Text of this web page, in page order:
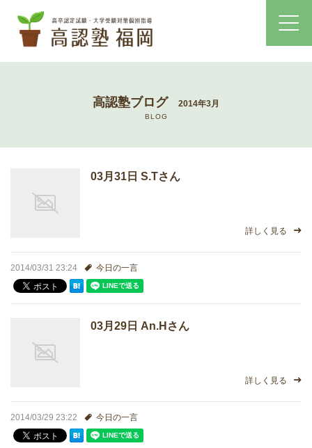
高認塾のご案内
高卒認定試験とは
高卒認定試験にかかる費用
よくあるご質問
高認塾ブログ 2014年3月
BLOG
03月31日 S.Tさん
詳しく見る
2014/03/31 23:24 今日の一言
03月29日 An.Hさん
詳しく見る
2014/03/29 23:22 今日の一言